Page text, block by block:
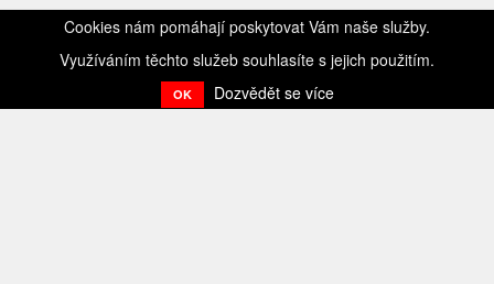
Cookies nám pomáhají poskytovat Vám naše služby.
Využíváním těchto služeb souhlasíte s jejich použitím.
OK Dozvědět se více